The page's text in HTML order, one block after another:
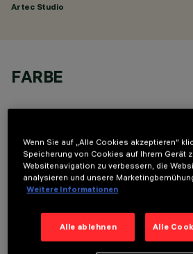
Artec Studio
FARBE
OPTIONALE
Wenn Sie auf „Alle Cookies akzeptieren“
Speicherung von Cookies auf Ihrem Gerät
Websitenavigation zu verbessern, die
analysieren und unsere
Weitere Informationen
Alle ablehnen Alle